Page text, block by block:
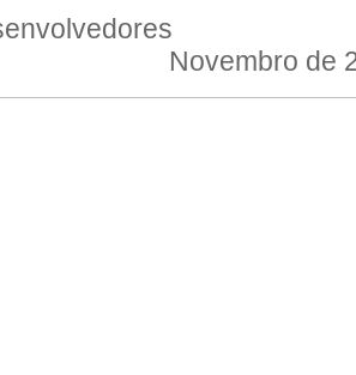
de